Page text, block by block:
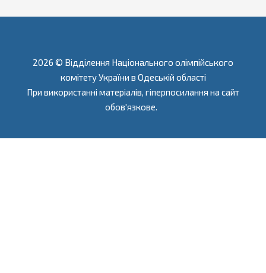
2026 © Відділення Національного олімпійського
комітету України в Одеській області
При використанні матеріалів, гіперпосилання на сайт
обов'язкове.